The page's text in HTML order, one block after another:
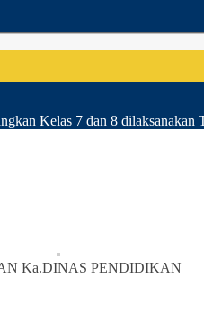
Kelas 7 dan 8 dilaksanakan
Ka.DINAS PENDIDIKAN